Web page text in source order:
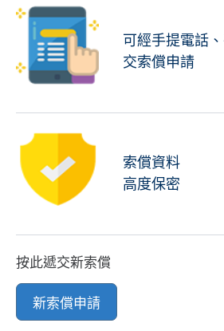
可經手提電話
交索償申請
索償資料
高度保密
按此遞交新索償
新索償申請